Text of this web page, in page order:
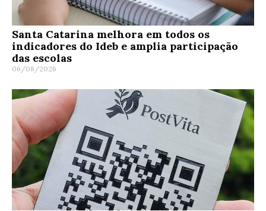
Santa Catarina melhora em todos os
indicadores do Ideb e amplia participação
das escolas
06/08/2026